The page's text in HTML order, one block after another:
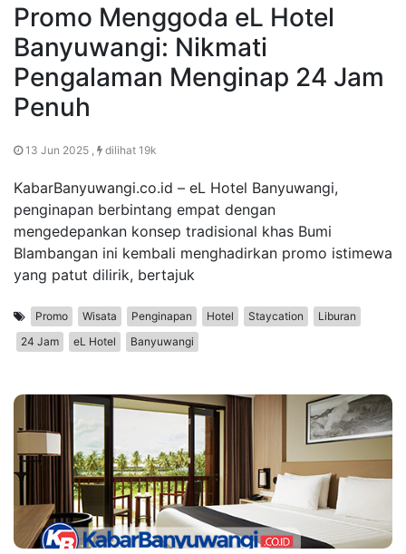
Promo Menggoda eL Hotel
Banyuwangi: Nikmati
Pengalaman Menginap 24 Jam
Penuh
13 Jun 2025 , dilihat 19k
KabarBanyuwangi.co.id – eL Hotel Banyuwangi,
penginapan berbintang empat dengan
mengedepankan konsep tradisional khas Bumi
Blambangan ini kembali menghadirkan promo istimewa
yang patut dilirik, bertajuk
Promo Wisata Penginapan Hotel Staycation
Liburan
24 Jam
eL Hotel Banyuwangi